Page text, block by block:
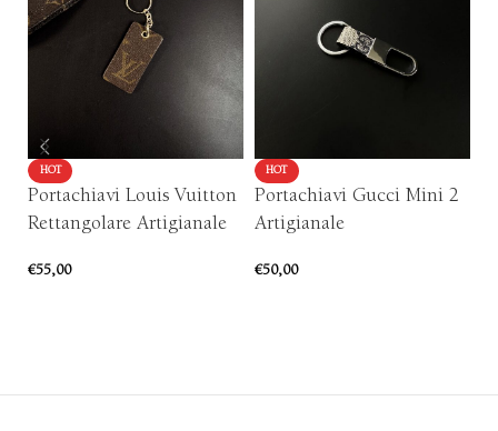
HOT
Portachiavi Louis Vuitton
Rettangolare Artigianale
€55,00
HOT
Portachiavi Gucci Mini 2
Artigianale
€50,00